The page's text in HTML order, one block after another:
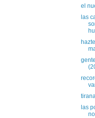
el
las
las